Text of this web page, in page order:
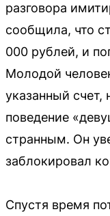
разговора
сообщила, что
000 рублей, и
Молодой
указанный счет,
поведение
странным. Он
заблокировал
Спустя время